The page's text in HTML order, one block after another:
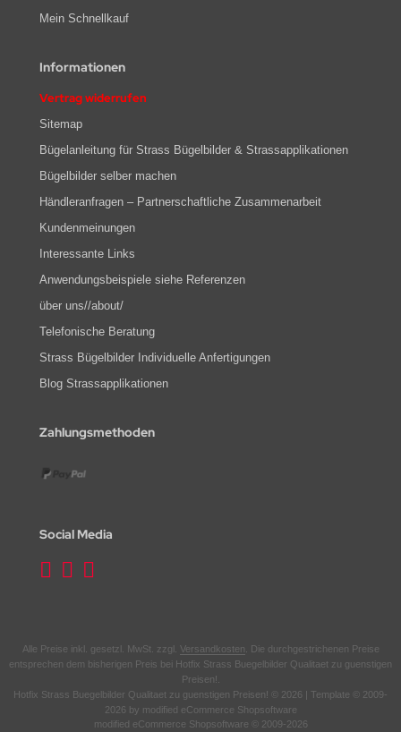
Mein Schnellkauf
Informationen
Vertrag widerrufen
Sitemap
Bügelanleitung für Strass Bügelbilder & Strassapplikationen
Bügelbilder selber machen
Händleranfragen – Partnerschaftliche Zusammenarbeit
Kundenmeinungen
Interessante Links
Anwendungsbeispiele siehe Referenzen
über uns//about/
Telefonische Beratung
Strass Bügelbilder Individuelle Anfertigungen
Blog Strassapplikationen
Zahlungsmethoden
Social Media
Alle Preise inkl. gesetzl. MwSt. zzgl. Versandkosten . Die durchgestrichenen Preise
entsprechen dem bisherigen Preis bei Hotfix Strass Buegelbilder Qualitaet zu guenstigen
Preisen!.
Hotfix Strass Buegelbilder Qualitaet zu guenstigen Preisen! © 2026 | Template © 2009-
2026 by modified eCommerce Shopsoftware
modified eCommerce Shopsoftware © 2009-2026